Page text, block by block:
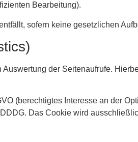
Bearbeitung).
sofern keine gesetzlichen
Auswertung der Seitenaufrufe.
(berechtigtes Interesse an der
Das Cookie wird